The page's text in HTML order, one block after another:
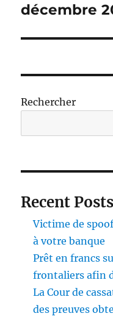
décembre
Rechercher
Recent Posts
Victime de
à votre banque
Prêt en francs
frontaliers afin
La Cour de
des preuves